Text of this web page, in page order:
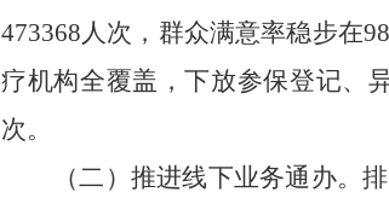
473368人次，群众满意率稳步在98
疗机构全覆盖，下放参保登记、
次。
（二）推进线下业务通办。